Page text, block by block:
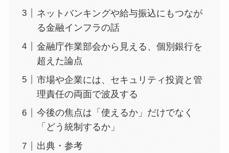
ネットバンキングや給与振込にもつなが
る金融インフラの話
金融庁作業部会から見える、個別銀行を
超えた論点
市場や企業には、セキュリティ投資と管
理責任の両面で波及する
今後の焦点は「使えるか」だけでなく
「どう統制するか」
出典・参考